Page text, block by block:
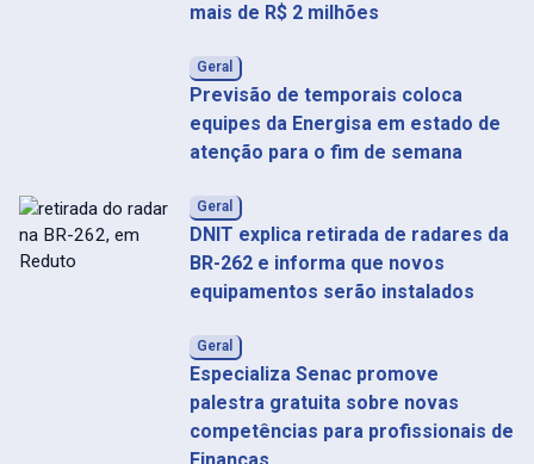
mais de R$ 2 milhões
Geral
Previsão de temporais coloca
equipes da Energisa em estado de
atenção para o fim de semana
Geral
DNIT explica retirada de radares da
BR-262 e informa que novos
equipamentos serão instalados
Geral
Especializa Senac promove
palestra gratuita sobre novas
competências para profissionais de